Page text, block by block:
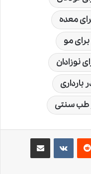
معده
مو
نوزادان
بارداری
طب سنتی
‫VKontakteاشتراک گذاری از طریق ایمیل